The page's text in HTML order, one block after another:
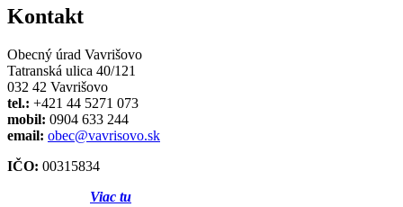
Kontakt
Obecný úrad Vavrišovo
Tatranská ulica 40/121
032 42 Vavrišovo
tel.: +421 44 5271 073
mobil: 0904 633 244
email: obec@vavrisovo.sk
IČO: 00315834
Viac tu